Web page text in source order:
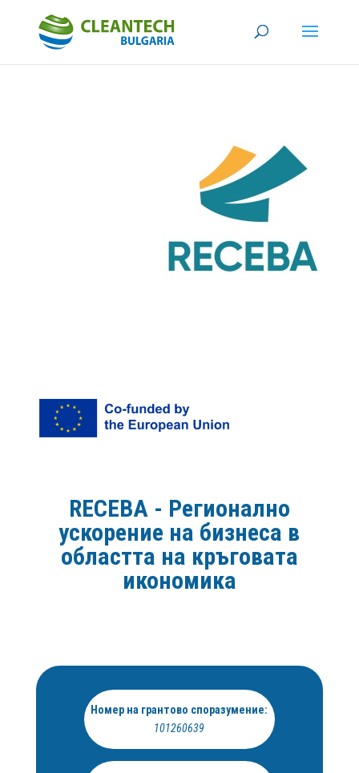
RECEBA - Регионално
ускорение на бизнеса в
областта на кръговата
икономика
Номер на грантово споразумение:
101260639